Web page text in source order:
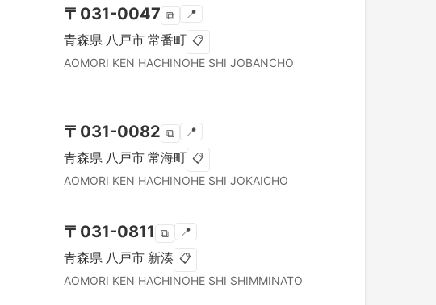
〒 031-0047 ⧉ 📍
青森県 八戸市 常番町 📋
AOMORI KEN HACHINOHE SHI JOBANCHO
〒 031-0082 ⧉ 📍
青森県 八戸市 常海町 📋
AOMORI KEN HACHINOHE SHI JOKAICHO
〒 031-0811 ⧉ 📍
青森県 八戸市 新湊 📋
AOMORI KEN HACHINOHE SHI SHIMMINATO